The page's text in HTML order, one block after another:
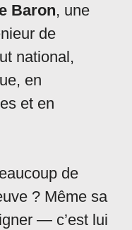
Baron, une
de
national,
en
et en
de
? Même sa
— c’est lui